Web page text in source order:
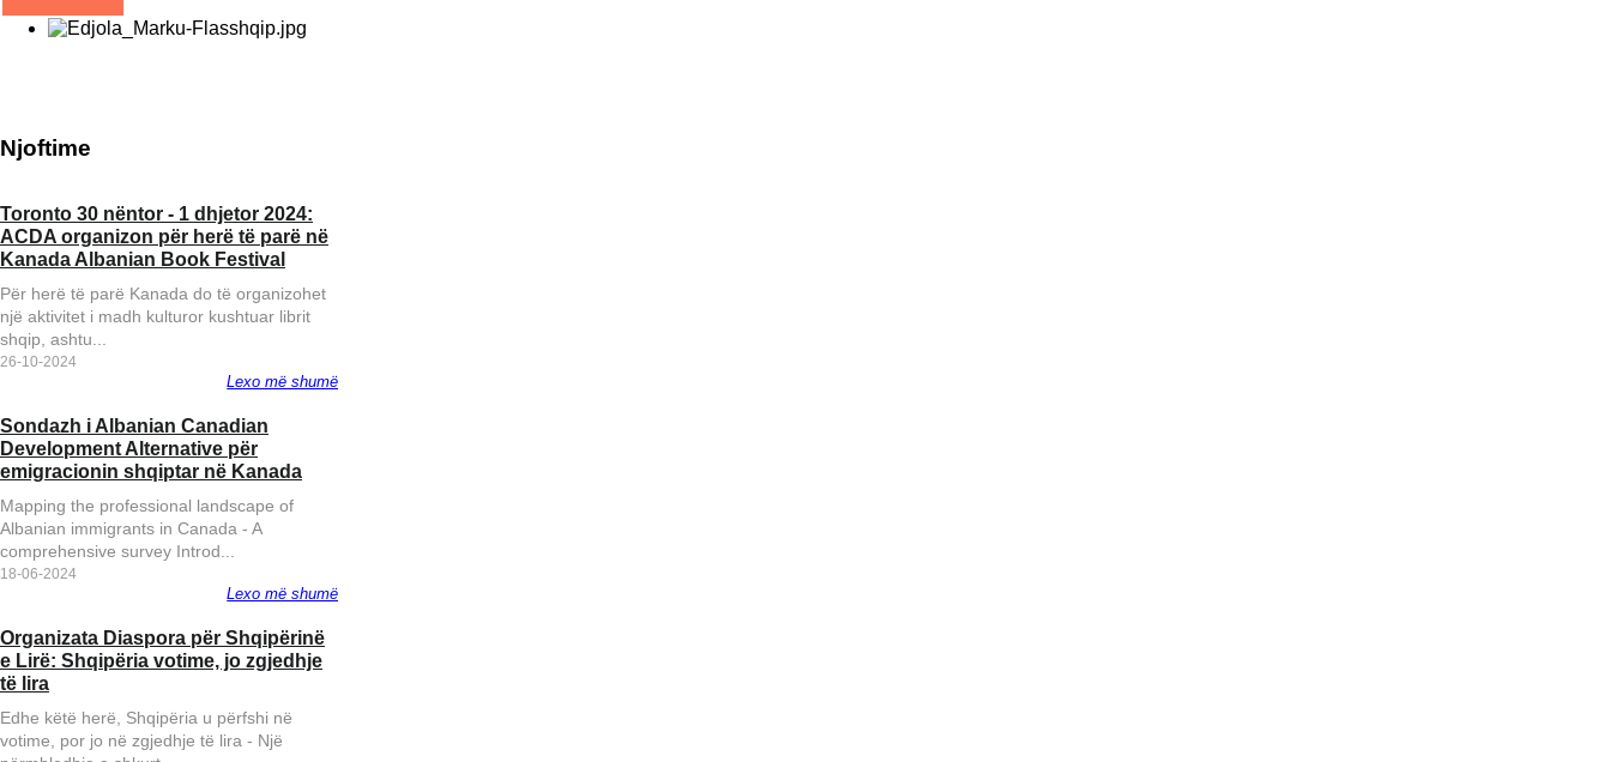
Njoftime
Toronto 30 nëntor - 1 dhjetor 2024:
ACDA organizon për herë të parë në
Kanada Albanian Book Festival
Për herë të parë Kanada do të organizohet
një aktivitet i madh kulturor kushtuar librit
shqip, ashtu...
26-10-2024
Lexo më shumë
Sondazh i Albanian Canadian
Development Alternative për
emigracionin shqiptar në Kanada
Mapping the professional landscape of
Albanian immigrants in Canada - A
comprehensive survey Introd...
18-06-2024
Lexo më shumë
Organizata Diaspora për Shqipërinë
e Lirë: Shqipëria votime, jo zgjedhje
të lira
Edhe këtë herë, Shqipëria u përfshi në
votime, por jo në zgjedhje të lira - Një